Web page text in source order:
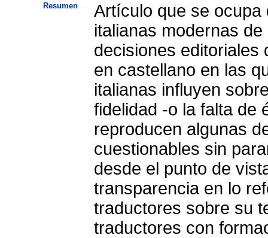
Resumen
Artículo que se
italianas modernas de
decisiones editoriales
en castellano en las
italianas influyen
fidelidad -o la falta de
reproducen algunas
cuestionables sin
desde el punto de
transparencia en lo
traductores sobre su
traductores con